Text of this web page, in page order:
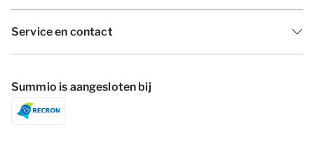
Service en contact
Summio is aangesloten bij